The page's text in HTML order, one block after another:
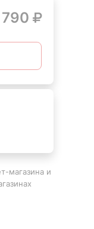
системой;
- для
долгого срока
магазина и